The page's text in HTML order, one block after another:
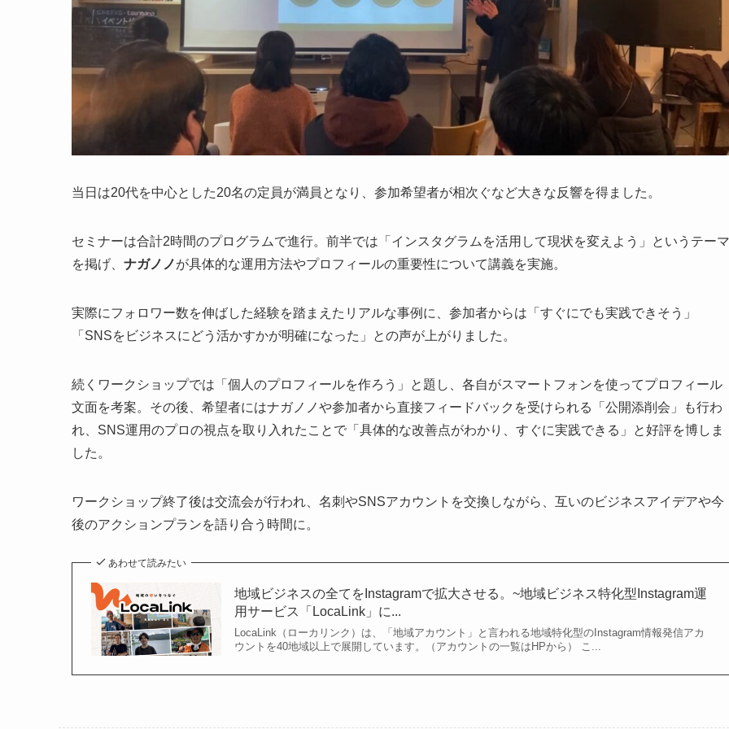
当日は20代を中心とした20名の定員が満員となり、参加希望者が相次ぐなど大きな反響を得ました。
セミナーは合計2時間のプログラムで進行。前半では「インスタグラムを活用して現状を変えよう」というテーマ
を掲げ、 ナガノノが具体的な運用方法やプロフィールの重要性について講義を実施。
実際にフォロワー数を伸ばした経験を踏まえたリアルな事例に、参加者からは「すぐにでも実践できそう」
「SNSをビジネスにどう活かすかが明確になった」との声が上がりました。
続くワークショップでは「個人のプロフィールを作ろう」と題し、各自がスマートフォンを使ってプロフィール
文面を考案。その後、希望者にはナガノノや参加者から直接フィードバックを受けられる「公開添削会」も行わ
れ、SNS運用のプロの視点を取り入れたことで「具体的な改善点がわかり、すぐに実践できる」と好評を博しま
した。
ワークショップ終了後は交流会が行われ、名刺やSNSアカウントを交換しながら、互いのビジネスアイデアや今
後のアクションプランを語り合う時間に。
あわせて読みたい
地域ビジネスの全てをInstagramで拡大させる。~地域ビジネス特化型Instagram運
用サービス「LocaLink」に...
LocaLink（ローカリンク）は、「地域アカウント」と言われる地域特化型のInstagram情報発信アカ
ウントを40地域以上で展開しています。（アカウントの一覧はHPから） こ...